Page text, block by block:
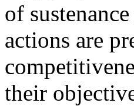
of
actions are
their